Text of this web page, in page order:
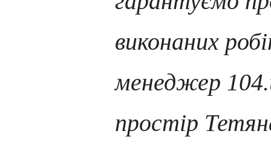
виконаних
менеджер
простір